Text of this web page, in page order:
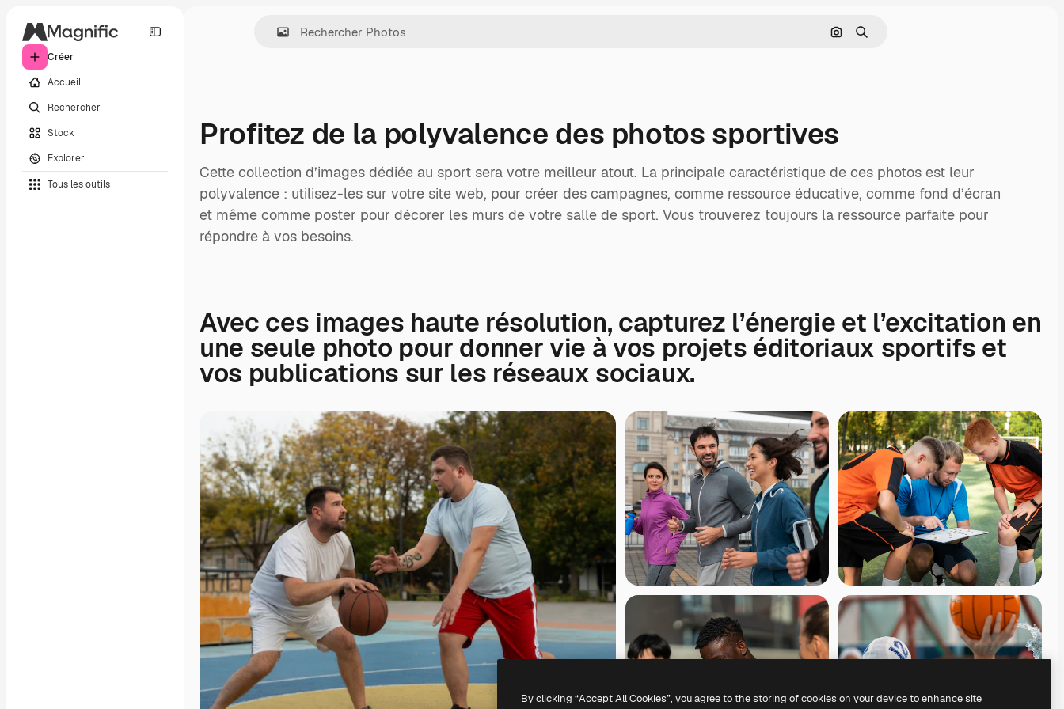
Créer
Accueil
Rechercher
Stock
Explorer
Tous les outils
Rechercher par image
Rechercher
Profitez de la polyvalence des photos sportives
Cette collection d’images dédiée au sport sera votre meilleur atout. La principale caractéristique de ces photos est leur
polyvalence : utilisez-les sur votre site web, pour créer des campagnes, comme ressource éducative, comme fond d’écran
et même comme poster pour décorer les murs de votre salle de sport. Vous trouverez toujours la ressource parfaite pour
répondre à vos besoins.
Avec ces images haute résolution, capturez l’énergie et l’excitation en
une seule photo pour donner vie à vos projets éditoriaux sportifs et
vos publications sur les réseaux sociaux.
By clicking “Accept All Cookies”, you agree to the storing of cookies on your device to enhance site